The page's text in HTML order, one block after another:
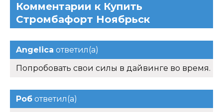
Комментарии к Купить
Стромбафорт Ноябрьск
Angelica ответил(а)
Попробовать свои силы в дайвинге во время.
Роб ответил(а)